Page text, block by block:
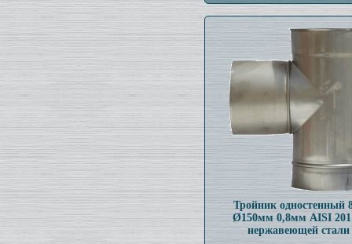
Тройник одностенный
Ø150мм 0,8мм AISI 201
нержавеющей стали